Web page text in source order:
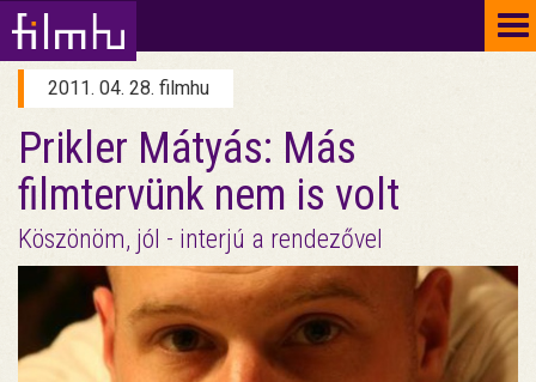
2011. 04. 28. filmhu
Prikler Mátyás: Más
filmtervünk nem is volt
Köszönöm, jól - interjú a rendezővel